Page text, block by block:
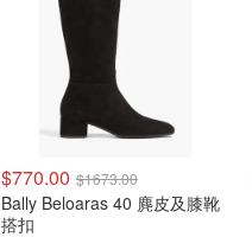
$770.00 $1673.00
Bally Beloaras 40 麂皮及膝靴
搭扣